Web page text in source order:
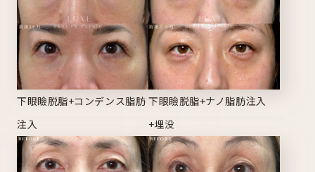
下眼瞼脱脂+コンデンス脂肪
注入
下眼瞼脱脂+ナノ脂肪注入
+埋没